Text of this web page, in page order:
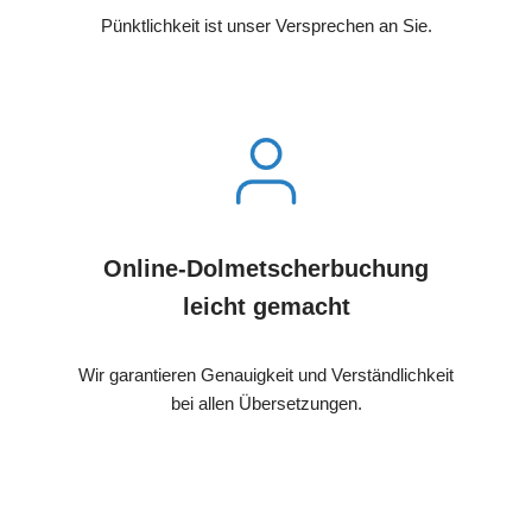
Pünktlichkeit ist unser Versprechen an Sie.
Online-Dolmetscherbuchung
leicht gemacht
Wir garantieren Genauigkeit und Verständlichkeit
bei allen Übersetzungen.